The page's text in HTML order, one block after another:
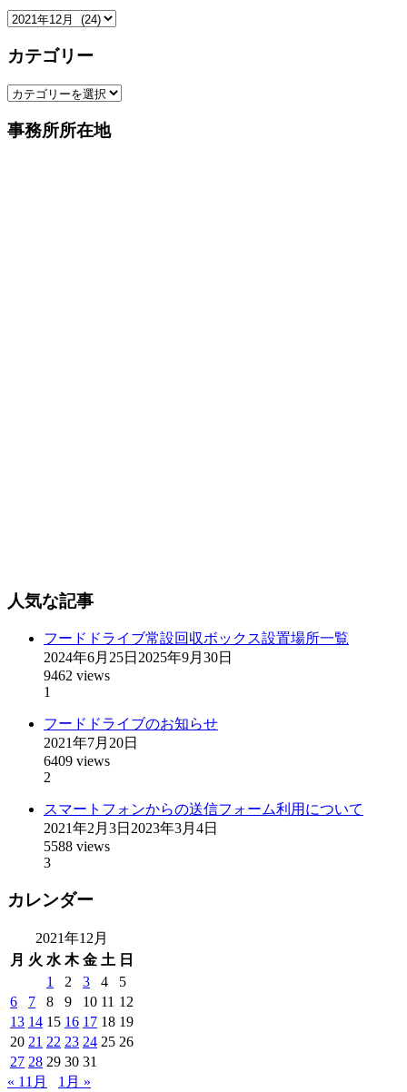
ア
カ
ブ
カテゴリー
カ
ゴ
事務所所在地
人気な記事
フードドライブ常設回収ボックス設置場所一覧
2024年6月25日 2025年9月30日
9462 views
1
フードドライブのお知らせ
2021年7月20日
6409 views
2
スマートフォンからの送信フォーム利用について
2021年2月3日 2023年3月4日
5588 views
3
カレンダー
2021年12月
月 火 水 木 金 土 日
1
2 3 4
5
6
7 8 9 10 11 12
13 14 15 16 17 18 19
20 21 22 23 24 25 26
27 28 29 30 31
« 11月
1月 »